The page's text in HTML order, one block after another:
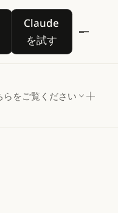
に問い合わせる
Claude
を試す
Claude を試す
らをご覧ください
ジェントおよ
リングによる